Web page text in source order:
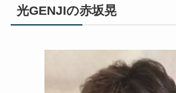
光GENJIの赤坂晃